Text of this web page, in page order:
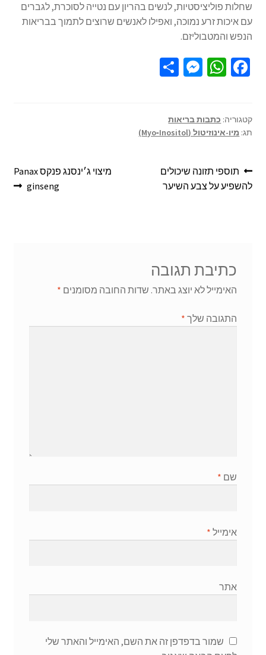
שחלות פוליציסטיות, לנשים בהריון עם נטייה לסוכרת, לגברים
עם איכות זרע נמוכה, ואפילו לאנשים שרוצים לתמוך בבריאות
הנפש והמטבוליזם.
Fa
o
o
k
W
sA
p
p
M
n
ge
r
S
e
קטגוריה: כתבות בריאות
תג: מיו-אינוזיטול (Myo‑Inositol)
תוספי תזונה שיכולים
להשפיע על צבע השיער
מיצוי ג׳ינסנג פנקס Panax
ginseng
כתיבת תגובה
האימייל לא יוצג באתר. שדות החובה מסומנים *
התגובה שלך *
שם *
אימייל *
אתר
שמור בדפדפן זה את השם, האימייל והאתר שלי